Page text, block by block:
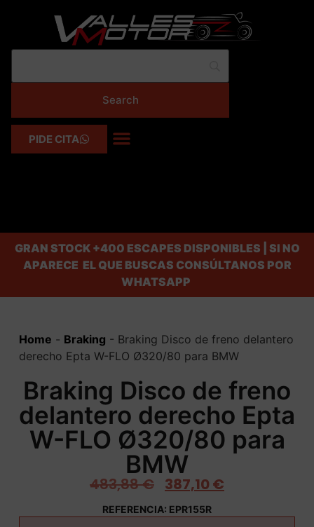
PIDE CITA
GRAN STOCK+400 ESCAPES DISPONIBLES | SI NO
APARECE EL QUE BUSCAS CONSÚLTANOS POR
WHATSAPP
Home - Braking - Braking Disco de freno delantero
derecho Epta W-FLO Ø320/80 para BMW
Braking Disco de freno
delantero derecho Epta
W-FLO Ø320/80 para
BMW
483,88€ 387,10 €
REFERENCIA: EPR155R